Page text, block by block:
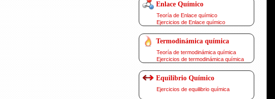
Enlace Químico
Teoría de Enlace químico
Ejercicios de Enlace químico
Termodinámica química
Teoría de termodinámica química
Ejercicios de termodinámica química
Equilibrio Químico
Ejercicios de equilibrio química